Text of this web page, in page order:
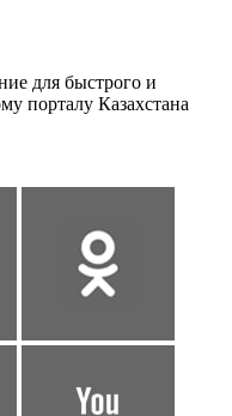
для быстрого и
порталу Казахстана